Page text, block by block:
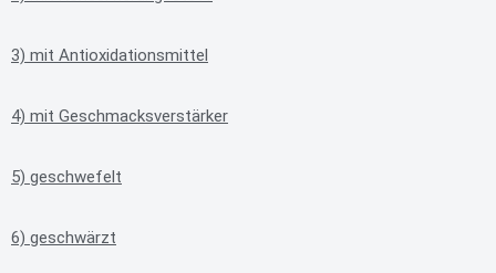
3) mit Antioxidationsmittel
4) mit Geschmacksverstärker
5) geschwefelt
6) geschwärzt